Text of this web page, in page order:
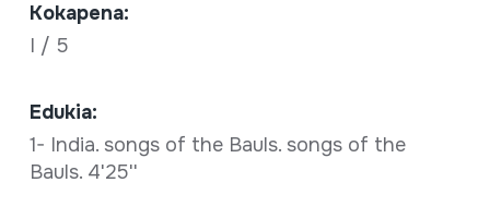
Kokapena:
I / 5
Edukia:
1- India. songs of the Bauls. songs of the
Bauls. 4'25''